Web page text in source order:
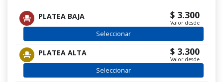
PLATEA BAJA $ 3.300
Valor desde
Seleccionar
PLATEA ALTA $ 3.300
Valor desde
Seleccionar